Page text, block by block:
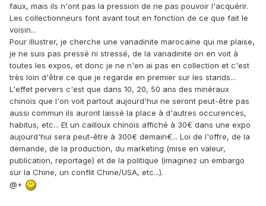
faux, mais ils n'ont pas la pression de ne pas pouvoir l'acquérir.
Les collectionneurs font avant tout en fonction de ce que fait le
voisin...
Pour illustrer, je cherche une vanadinite marocaine qui me plaise,
je ne suis pas pressé ni stressé, de la vanadinite on en voit à
toutes les expos, et donc je ne n'en ai pas en collection et c'est
très loin d'être ce que je regarde en premier sur les stands...
L'effet pervers c'est que dans 10, 20, 50 ans des minéraux
chinois que l'on voit partout aujourd'hui ne seront peut-être pas
aussi commun ils auront laissé la place à d'autres occurences,
habitus, etc... Et un cailloux chinois affiché à 30€ dans une expo
aujourd'hui sera peut-être à 300€ demain€... Loi de l'offre, de la
demande, de la production, du marketing (mise en valeur,
publication, reportage) et de la politique (imaginez un embargo
sur la Chine, un conflit Chine/USA, etc...).
@+